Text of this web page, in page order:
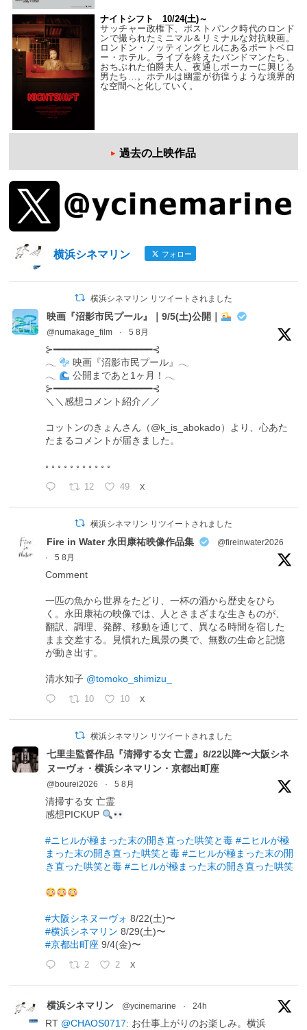
ナイトシフト 10/24(土)～
サッチャー政権下、ポストパンク時代のロンド
ンで撮られたミニマル＆リミナルな対抗映画。
ロンドン・ノッティングヒルにあるポートベロ
ー・ホテル。ライブを終えたバンドマンたち、
おちぶれた伯爵夫人、夜通しポーカーに興じる
男たち…。ホテルは幽霊が彷徨うような境界的
な空間へと化していく。
過去の上映作品
横浜シネマリン フォロー
横浜シネマリン リツイートされました
映画『沼影市民プール』｜9/5(土)公開｜
@numakage_film · 5 8月
⊱━━━━━━━━━━━━━━━━━━⊰
𓂃
映画『沼影市民プール』𓂃
𓂃
公開まであと1ヶ月！𓂃
⊱━━━━━━━━━━━━━━━━━━⊰
＼＼感想コメント紹介／／
コットンのきょんさん（@k_is_abokado）より、心あた
たまるコメントが届きました。
◦ ◦ ◦ ◦ ◦ ◦ ◦ ◦ ◦ ◦ ◦
12 49 X
横浜シネマリン リツイートされました
Fire in Water 永田康祐映像作品集
@fireinwater2026
·
5 8月
Comment
一匹の魚から世界をたどり、一杯の酒から歴史をひら
く。永田康祐の映像では、人とさまざまな生きものが、
翻訳、調理、発酵、移動を通じて、異なる時間を宿した
まま交差する。見慣れた風景の奥で、無数の生命と記憶
が動き出す。
清水知子 @tomoko_shimizu_
10 10 X
横浜シネマリン リツイートされました
七里圭監督作品『清掃する女 亡霊』8/22以降〜大阪シネ
ヌーヴォ・横浜シネマリン・京都出町座
@bourei2026 · 5 8月
清掃する女 亡霊
感想PICKUP
#ニヒルが極まった末の開き直った哄笑と毒 #ニヒルが極
まった末の開き直った哄笑と毒 #ニヒルが極まった末の開
き直った哄笑と毒 #ニヒルが極まった末の開き直った哄笑
#大阪シネヌーヴォ 8/22(土)〜
#横浜シネマリン 8/29(土)〜
#京都出町座 9/4(金)〜
2 2 X
横浜シネマリン @ycinemarine · 24h
RT @CHAOS0717: お仕事上がりのお楽しみ。横浜